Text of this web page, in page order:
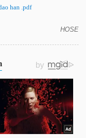
han .pdf
HOSE